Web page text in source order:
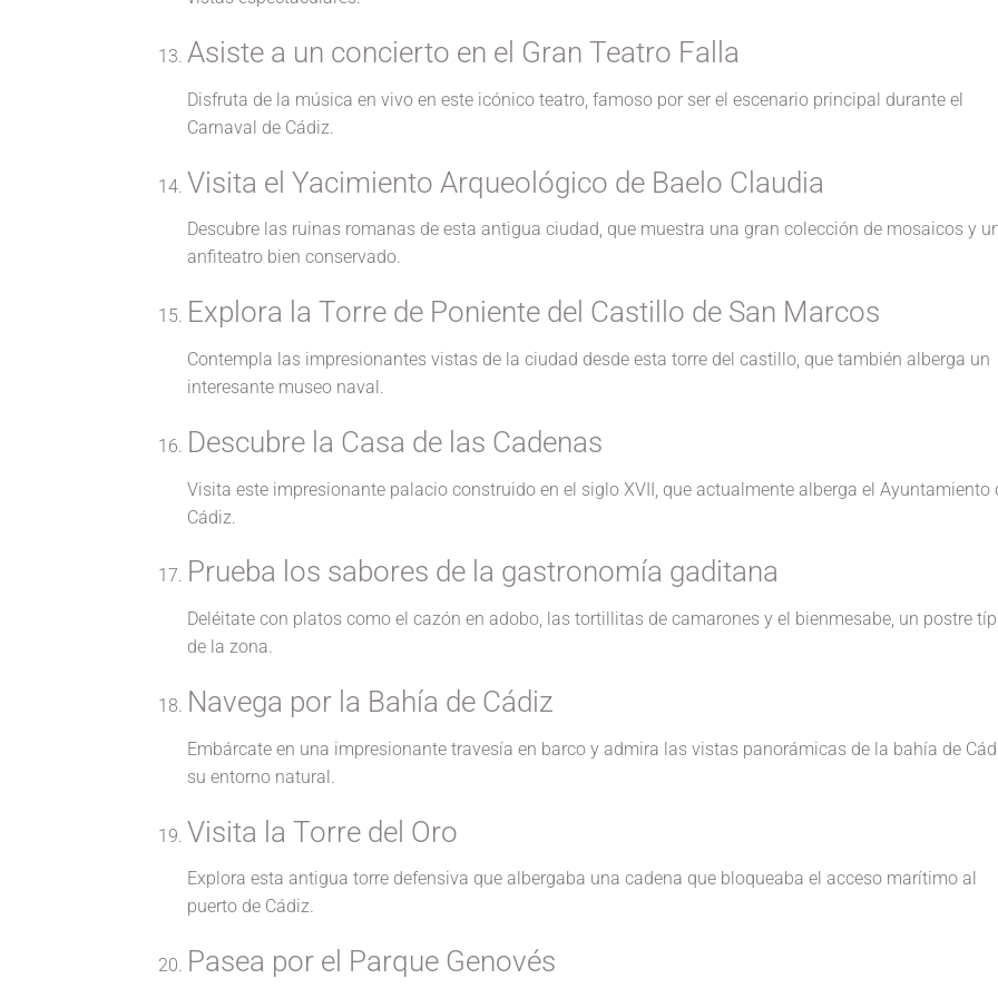
Asiste a un concierto en el Gran Teatro Falla
Disfruta de la música en vivo en este icónico teatro, famoso por ser el escenario principal durante el
Carnaval de Cádiz.
Visita el Yacimiento Arqueológico de Baelo Claudia
Descubre las ruinas romanas de esta antigua ciudad, que muestra una gran colección de mosaicos y
anfiteatro bien conservado.
Explora la Torre de Poniente del Castillo de San Marcos
Contempla las impresionantes vistas de la ciudad desde esta torre del castillo, que también alberga un
interesante museo naval.
Descubre la Casa de las Cadenas
Visita este impresionante palacio construido en el siglo XVII, que actualmente alberga el Ayuntamiento
Cádiz.
Prueba los sabores de la gastronomía gaditana
Deléitate con platos como el cazón en adobo, las tortillitas de camarones y el bienmesabe, un postre
de la zona.
Navega por la Bahía de Cádiz
Embárcate en una impresionante travesía en barco y admira las vistas panorámicas de la bahía de
su entorno natural.
Visita la Torre del Oro
Explora esta antigua torre defensiva que albergaba una cadena que bloqueaba el acceso marítimo al
puerto de Cádiz.
Pasea por el Parque Genovés